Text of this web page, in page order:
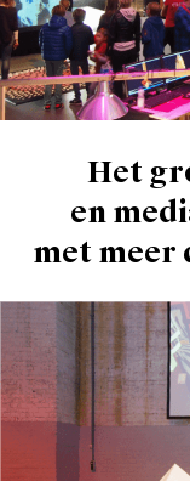
Het
en
met meer